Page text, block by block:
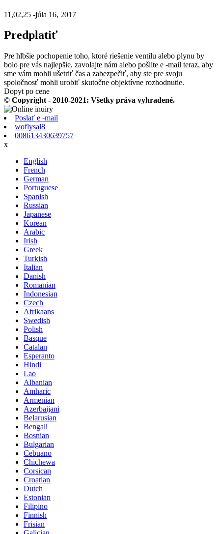
11,02,25 -júla 16, 2017
Predplatiť
Pre hlbšie pochopenie toho, ktoré riešenie ventilu alebo plynu by
bolo pre vás najlepšie, zavolajte nám alebo pošlite e -mail teraz, aby
sme vám mohli ušetriť čas a zabezpečiť, aby ste pre svoju
spoločnosť mohli urobiť skutočne objektívne rozhodnutie.
Dopyt po cene
© Copyright - 2010-2021: Všetky práva vyhradené.
Poslať e -mail
woflysal8
008613430639757
x
English
French
German
Portuguese
Spanish
Russian
Japanese
Korean
Arabic
Irish
Greek
Turkish
Italian
Danish
Romanian
Indonesian
Czech
Afrikaans
Swedish
Polish
Basque
Catalan
Esperanto
Hindi
Lao
Albanian
Amharic
Armenian
Azerbaijani
Belarusian
Bengali
Bosnian
Bulgarian
Cebuano
Chichewa
Corsican
Croatian
Dutch
Estonian
Filipino
Finnish
Frisian